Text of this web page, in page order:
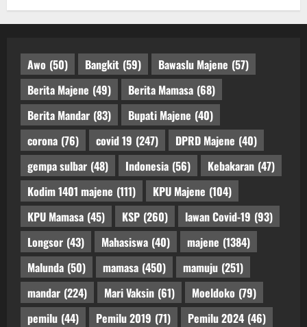
Awo (50) Bangkit (59) Bawaslu Majene (57)
Berita Majene (49) Berita Mamasa (68)
Berita Mandar (83) Bupati Majene (40)
corona (76) covid 19 (247) DPRD Majene (40)
gempa sulbar (48) Indonesia (56) Kebakaran (47)
Kodim 1401 majene (111) KPU Majene (104)
KPU Mamasa (45) KSP (260) lawan Covid-19 (93)
Longsor (43) Mahasiswa (40) majene (1384)
Malunda (50) mamasa (450) mamuju (251)
mandar (224) Mari Vaksin (61) Moeldoko (79)
pemilu (44) Pemilu 2019 (71) Pemilu 2024 (46)